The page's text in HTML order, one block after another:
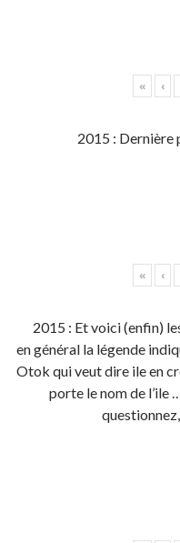
« ‹
2015 : Dernière
« ‹
2015 : Et voici (enfin)
en général la légende
Otok qui veut dire ile en
porte le nom de l’ile